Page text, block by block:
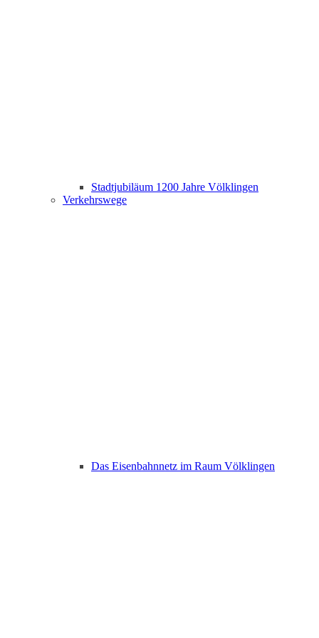
Stadtjubiläum 1200 Jahre Völklingen
Verkehrswege
Das Eisenbahnnetz im Raum Völklingen